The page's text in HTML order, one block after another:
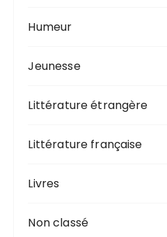
Humeur
Jeunesse
Littérature étrangère
Littérature française
Livres
Non classé